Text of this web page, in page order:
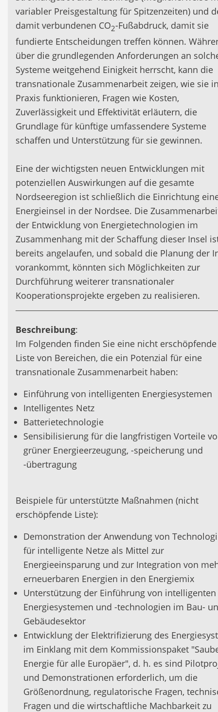
variabler Preisgestaltung für Spitzenzeiten) und
damit verbundenen CO2-Fußabdruck, damit sie
fundierte Entscheidungen treffen können.
über die grundlegenden Anforderungen an
Systeme weitgehend Einigkeit herrscht, kann die
transnationale Zusammenarbeit zeigen, wie sie
Praxis funktionieren, Fragen wie Kosten,
Zuverlässigkeit und Effektivität erläutern, die
Grundlage für künftige umfassendere Systeme
schaffen und Unterstützung für sie gewinnen.
Eine der wichtigsten neuen Entwicklungen mit
potenziellen Auswirkungen auf die gesamte
Nordseeregion ist schließlich die Einrichtung
Energieinsel in der Nordsee. Die
der Entwicklung von Energietechnologien im
Zusammenhang mit der Schaffung dieser Insel
bereits angelaufen, und sobald die Planung der
vorankommt, könnten sich Möglichkeiten zur
Durchführung weiterer transnationaler
Kooperationsprojekte ergeben zu realisieren.
Beschreibung:
Im Folgenden finden Sie eine nicht erschöpfende
Liste von Bereichen, die ein Potenzial für eine
transnationale Zusammenarbeit haben:
Einführung von intelligenten Energiesystemen
Intelligentes Netz
Batterietechnologie
Sensibilisierung für die langfristigen Vorteile
grüner Energieerzeugung, -speicherung und
-übertragung
Beispiele für unterstützte Maßnahmen (nicht
erschöpfende Liste):
Demonstration der Anwendung von
für intelligente Netze als Mittel zur
Energieeinsparung und zur Integration von
erneuerbaren Energien in den Energiemix
Unterstützung der Einführung von intelligenten
Energiesystemen und -technologien im Bau-
Gebäudesektor
Entwicklung der Elektrifizierung des
im Einklang mit dem Kommissionspaket
Energie für alle Europäer", d. h. es sind
und Demonstrationen erforderlich, um die
Größenordnung, regulatorische Fragen,
Fragen und die wirtschaftliche Machbarkeit zu